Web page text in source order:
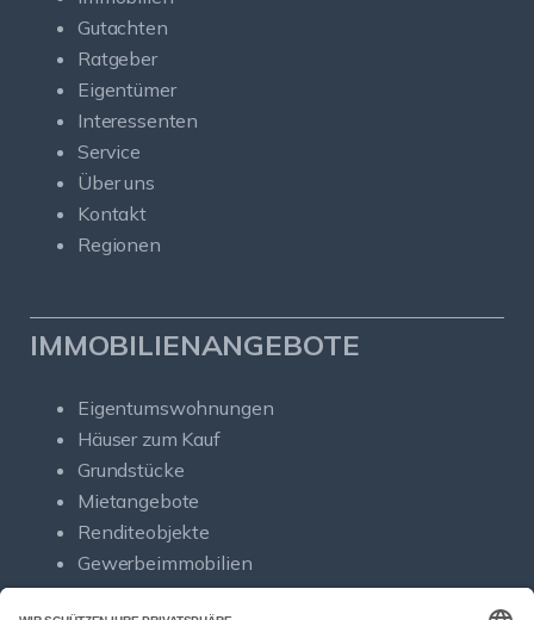
Gutachten
Ratgeber
Eigentümer
Interessenten
Service
Über uns
Kontakt
Regionen
IMMOBILIENANGEBOTE
Eigentumswohnungen
Häuser zum Kauf
Grundstücke
Mietangebote
Renditeobjekte
Gewerbeimmobilien